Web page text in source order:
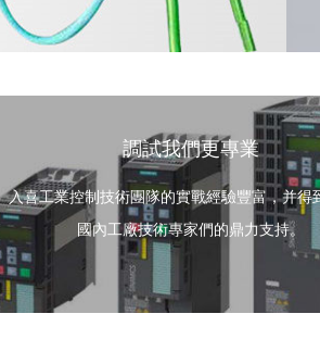
調試我們更專業
入喜工業控制技術團隊的實戰經驗豐富，并得
國內工廠技術專家們的鼎力支持。